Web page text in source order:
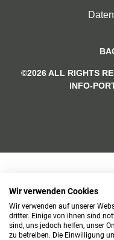
©2026 ALL RIGHTS
INFO-
Wir verwenden Cookies
Wir verwenden auf unserer
dritter. Einige von ihnen sind
sind, uns jedoch helfen, unser
zu betreiben. Die Einwilligung